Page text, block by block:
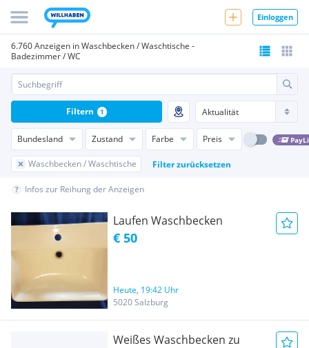
Einloggen
6.760 Anzeigen in Waschbecken / Waschtische -
Badezimmer / WC
Bundesland Zustand Farbe Preis
Waschbecken / Waschtische Filter zurücksetzen
Filtern 1
Infos zur Reihung der Anzeigen
Laufen Waschbecken
€ 50
Heute, 19:42 Uhr
5020 Salzburg
Weißes Waschbecken zu